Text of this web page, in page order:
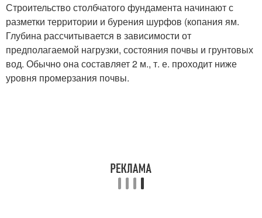
Строительство столбчатого фундамента начинают с
разметки территории и бурения шурфов (копания ям.
Глубина рассчитывается в зависимости от
предполагаемой нагрузки, состояния почвы и грунтовых
вод. Обычно она составляет 2 м., т. е. проходит ниже
уровня промерзания почвы.